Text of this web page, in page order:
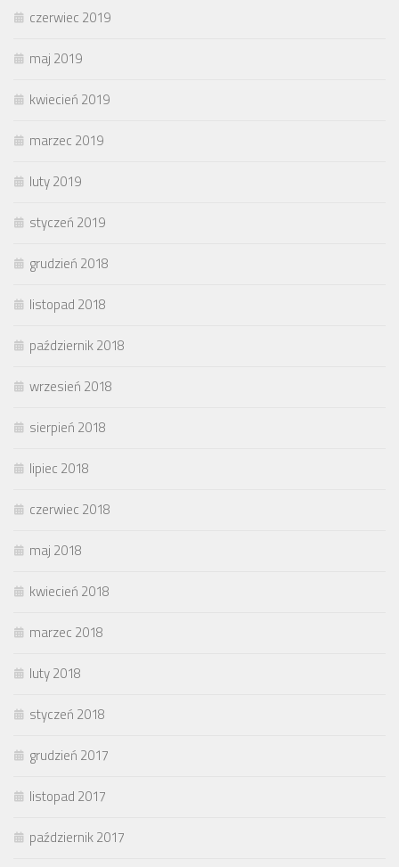
czerwiec 2019
maj 2019
kwiecień 2019
marzec 2019
luty 2019
styczeń 2019
grudzień 2018
listopad 2018
październik 2018
wrzesień 2018
sierpień 2018
lipiec 2018
czerwiec 2018
maj 2018
kwiecień 2018
marzec 2018
luty 2018
styczeń 2018
grudzień 2017
listopad 2017
październik 2017